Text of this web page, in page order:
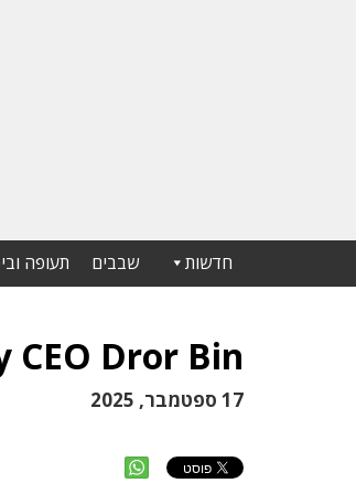
חדשות שבבים תעופה
Dror Bin
17 ספטמבר, 2025